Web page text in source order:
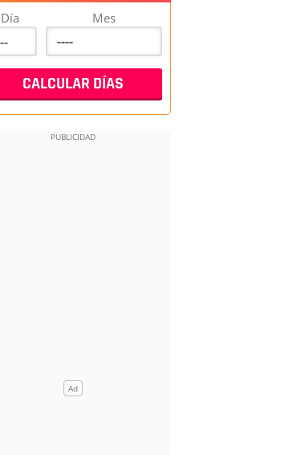
Día Mes